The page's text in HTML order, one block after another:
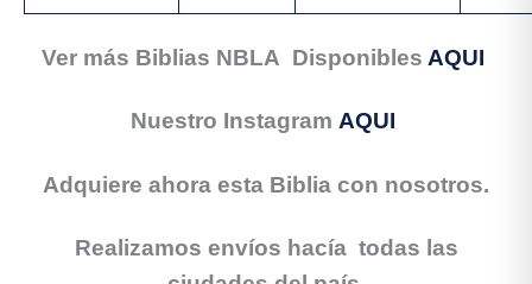
Ver más Biblias NBLA Disponibles AQUI
Nuestro Instagram AQUI
Adquiere ahora esta Biblia con nosotros.
Realizamos envíos hacía todas las